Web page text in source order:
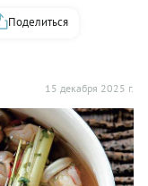
15 декабря 2025 г.
Поделиться